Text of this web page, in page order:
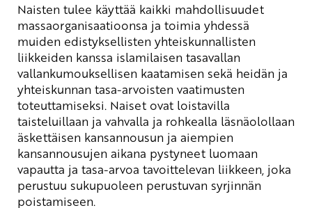
Naisten tulee käyttää kaikki mahdollisuudet
massaorganisaatioonsa ja toimia yhdessä
muiden edistyksellisten yhteiskunnallisten
liikkeiden kanssa islamilaisen tasavallan
vallankumouksellisen kaatamisen sekä heidän ja
yhteiskunnan tasa-arvoisten vaatimusten
toteuttamiseksi. Naiset ovat loistavilla
taisteluillaan ja vahvalla ja rohkealla läsnäolollaan
äskettäisen kansannousun ja aiempien
kansannousujen aikana pystyneet luomaan
vapautta ja tasa-arvoa tavoittelevan liikkeen, joka
perustuu sukupuoleen perustuvan syrjinnän
poistamiseen.